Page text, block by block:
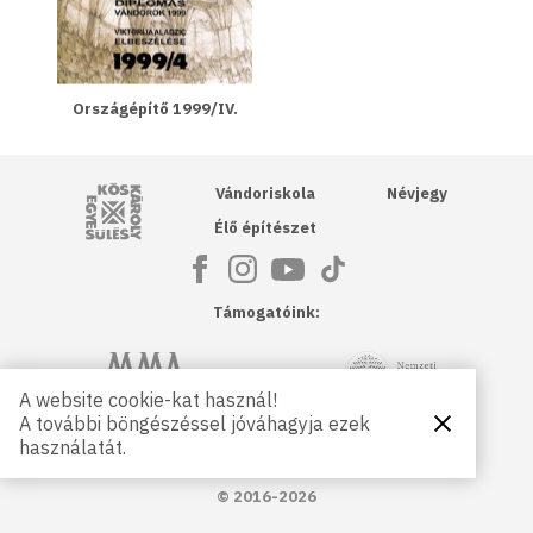
Országépítő 1999/IV.
Kós Károly Egyesülés
Vándoriskola
Élő építészet
Névjegy
Támogatóink:
Magyar Művészeti Akadémia NKA
Petőfi Kulturális Ügynökség
© 2016-2026
A website cookie-kat használ!
A további böngészéssel jóváhagyja ezek
használatát.
Bezárás